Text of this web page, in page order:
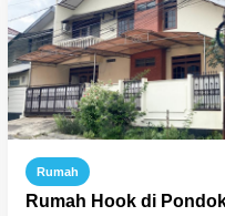
Rumah
Rumah Hook di